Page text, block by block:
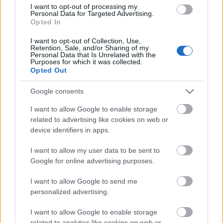
I want to opt-out of processing my
Personal Data for Targeted Advertising.
Opted In
I want to opt-out of Collection, Use,
Retention, Sale, and/or Sharing of my
Personal Data that Is Unrelated with the
Purposes for which it was collected.
Opted Out
Google consents
I want to allow Google to enable storage
related to advertising like cookies on web or
device identifiers in apps.
I want to allow my user data to be sent to
Google for online advertising purposes.
I want to allow Google to send me
personalized advertising.
I want to allow Google to enable storage
derecho en la «final» que disputarán los de Cervera ante el
Granada de Robert Moreno. Será la sexta titularidad de la
puntos en los cinco partidos que jugó desde el inicio.
Consejos de compra - Levante: cuatro jugadores
importantes para Lisci
entrenador del Levante hasta final
de temporada. Estos cuatro
futbolistas granotas fueron
del técnico italiano ante Osasuna y
están a buen precio en Comunio.
Martín Aguirregabiria (Alavés, defensa, 1.050.000,
33 puntos)